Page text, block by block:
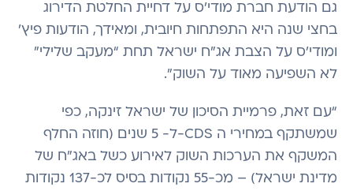
גם הודעת חברת מודי’ס על דחיית החלטת הדירוג
בחצי שנה היא התפתחות חיובית, ומאידך, הודעות פיץ’
ומודי’ס על הצבת אג”ח ישראל תחת “מעקב שלילי”
לא השפיעה מאוד על השוק".
“עם זאת, פרמיית הסיכון של ישראל זינקה, כפי
שמשתקף במחירי ה CDS-ל- 5 שנים (חוזה החלף
המשקף את הערכות השוק לאירוע כשל באג”ח של
מדינת ישראל) – מכ-55 נקודות בסיס לכ-137 נקודות